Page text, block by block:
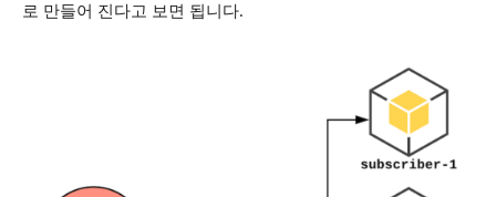
로 만들어 진다고 보면 됩니다.